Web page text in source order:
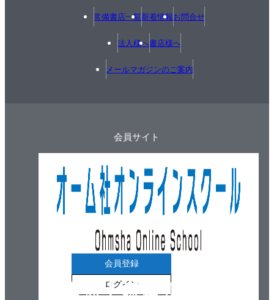
常備書店一覧新着情報お問合せ
法人様へ書店様へ
メールマガジンのご案内
会員サイト
会員登録
ログイン